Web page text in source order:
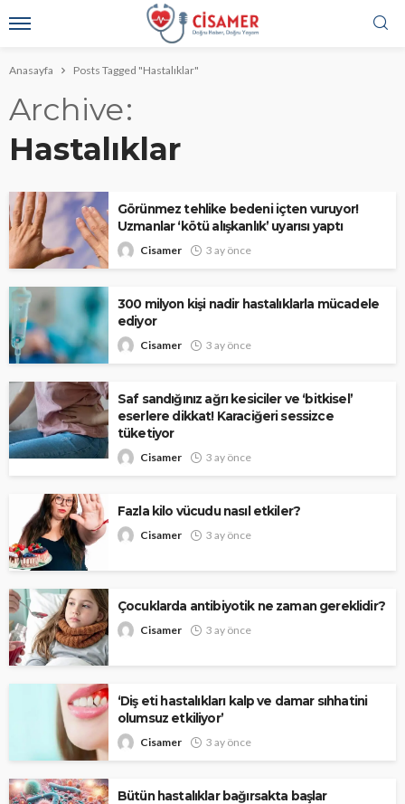
Anasayfa Posts Tagged "Hastalıklar"
Archive
Hastalıklar
Görünmez tehlike bedeni içten vuruyor!
Uzmanlar ‘kötü alışkanlık’ uyarısı yaptı
Cisamer 3 ay önce
300 milyon kişi nadir hastalıklarla mücadele
ediyor
Cisamer 3 ay önce
Saf sandığınız ağrı kesiciler ve ‘bitkisel’
eserlere dikkat! Karaciğeri sessizce
tüketiyor
Cisamer 3 ay önce
Fazla kilo vücudu nasıl etkiler?
Cisamer 3 ay önce
Çocuklarda antibiyotik ne zaman gereklidir?
Cisamer 3 ay önce
‘Diş eti hastalıkları kalp ve damar sıhhatini
olumsuz etkiliyor’
Cisamer 3 ay önce
Bütün hastalıklar bağırsakta başlar